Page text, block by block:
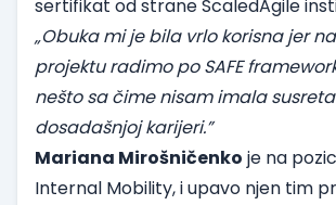
sertifikat od strane ScaledAgile
„Obuka mi je bila vrlo korisna jer
projektu radimo po SAFE
nešto sa čime nisam imala
dosadašnjoj karijeri.”
Mariana Mirošničenko je na
Internal Mobility, i upavo njen tim